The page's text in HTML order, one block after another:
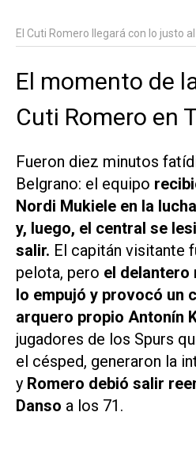
El Cuti Romero llegará con lo justo
El momento de
Cuti Romero en
Fueron diez minutos
Belgrano: el equipo
Nordi Mukiele en la
y, luego, el central se
salir. El capitán visitante
pelota, pero el delantero
lo empujó y provocó un
arquero propio Antonín
jugadores de los Spurs
el césped, generaron la
y Romero debió salir
Danso a los 71.